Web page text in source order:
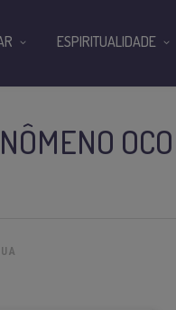
ESPIRITUALIDADE